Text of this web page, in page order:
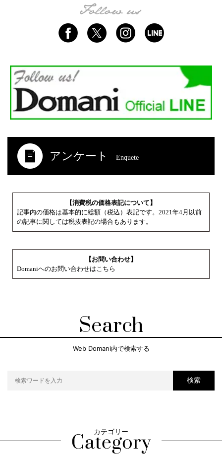
アンケート Enquete
【消費税の価格表記について】
記事内の価格は基本的に総額（税込）表記です。2021年4月以前
の記事に関しては税抜表記の場合もあります。
【お問い合わせ】
Domaniへのお問い合わせはこちら
Search
Web Domani内で検索する
検索
カテゴリー